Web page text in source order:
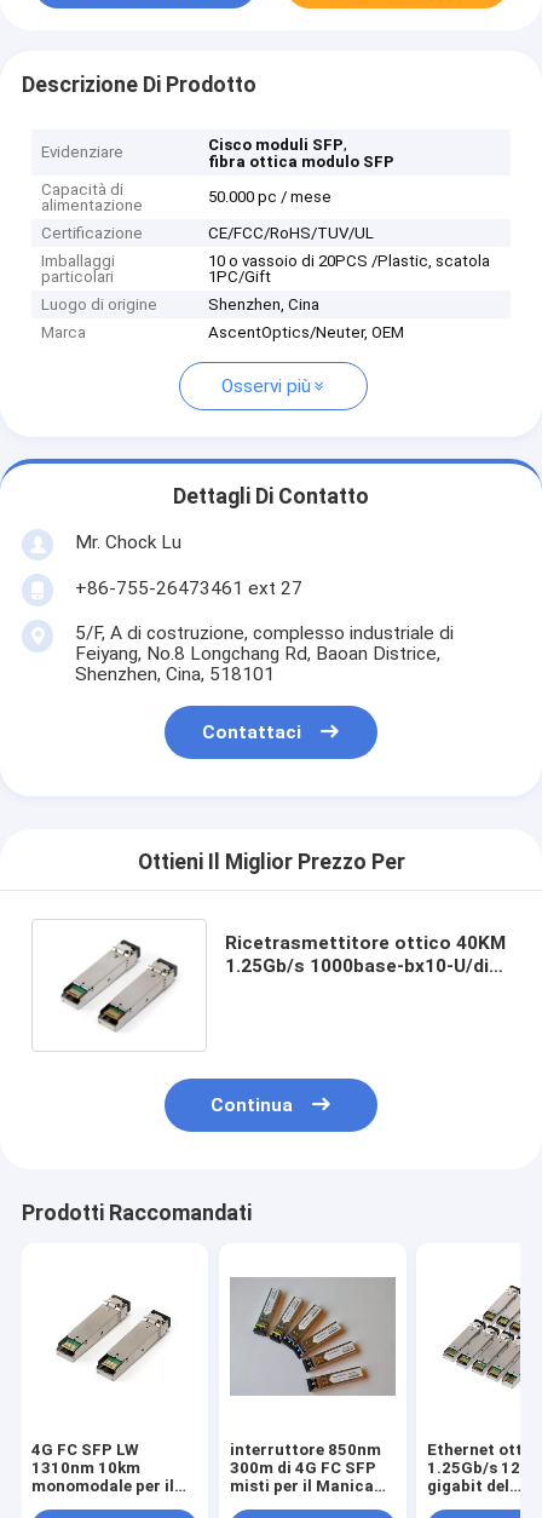
Descrizione Di Prodotto
Evidenziare Cisco moduli SFP,
fibra ottica modulo SFP
Capacità di
alimentazione
50.000 pc / mese
Certificazione
CE/FCC/RoHS/TUV/UL
Imballaggi
particolari
10 o vassoio di 20PCS /Plastic, scatola
1PC/Gift
Luogo di origine
Shenzhen, Cina
Marca
AscentOptics/Neuter, OEM
Osservi più
Dettagli Di Contatto
Mr. Chock Lu
+86-755-26473461 ext 27
5/F, A di costruzione, complesso industriale di
Feiyang, No.8 Longchang Rd, Baoan Districe,
Shenzhen, Cina, 518101
Contattaci
Ottieni Il Miglior Prezzo Per
Ricetrasmettitore ottico 40KM
1.25Gb/s 1000base-bx10-U/di
Continua
Prodotti Raccomandati
4G FC SFP LW
1310nm 10km
monomodale per il
interruttore 850nm
300m di 4G FC SFP
misti per il Manica
Ethernet
1.25Gb/s
gigabit del